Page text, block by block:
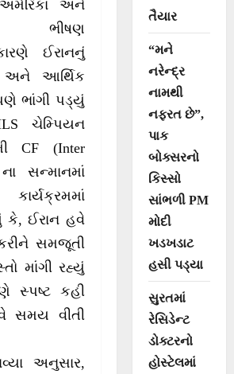
અને
ભીષણ
ઈરાનનું
અને આર્થિક
ભાંગી પડ્યું
ચેમ્પિયન
CF (Inter
સન્માનમાં
કે, ઈરાન હવે
સમજૂતી
માંગી રહ્યું
સ્પષ્ટ કહી
સમય વીતી
અનુસાર,
તૈયાર
“મને
નરેન્દ્ર
નામથી
નફરત છે”,
પાક
બોક્સરનો
કિસ્સો
સાંભળી PM
મોદી
ખડખડાટ
હસી પડ્યા
સુરતમાં
રેસિડેન્ટ
ડોક્ટરનો
હોસ્ટેલમાં